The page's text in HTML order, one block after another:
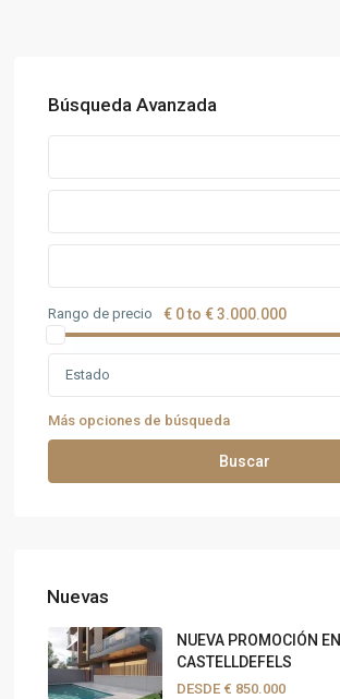
Búsqueda Avanzada
Rango de precio € 0 to € 3.000.000
Estado
Más opciones de búsqueda
Buscar
Nuevas
NUEVA PROMOCIÓN EN
CASTELLDEFELS
DESDE € 850.000